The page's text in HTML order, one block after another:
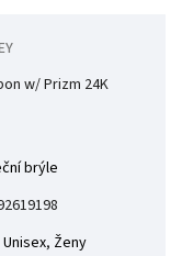
w/ Prizm 24K
brýle
Unisex, Ženy